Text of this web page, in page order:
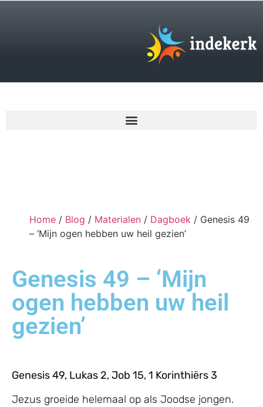
Home / Blog / Materialen / Dagboek / Genesis 49
– ‘Mijn ogen hebben uw heil gezien’
Genesis 49 – ‘Mijn
ogen hebben uw heil
gezien’
Genesis 49, Lukas 2, Job 15, 1 Korinthiërs 3
Jezus groeide helemaal op als Joodse jongen.